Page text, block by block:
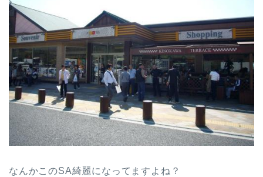
なんかこのSA綺麗になってますよね？